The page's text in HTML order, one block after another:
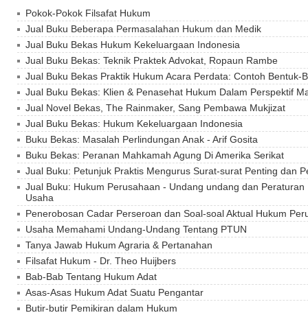
Pokok-Pokok Filsafat Hukum
Jual Buku Beberapa Permasalahan Hukum dan Medik
Jual Buku Bekas Hukum Kekeluargaan Indonesia
Jual Buku Bekas: Teknik Praktek Advokat, Ropaun Rambe
Jual Buku Bekas Praktik Hukum Acara Perdata: Contoh Bentuk-
Jual Buku Bekas: Klien & Penasehat Hukum Dalam Perspektif
Jual Novel Bekas, The Rainmaker, Sang Pembawa Mukjizat
Jual Buku Bekas: Hukum Kekeluargaan Indonesia
Buku Bekas: Masalah Perlindungan Anak - Arif Gosita
Buku Bekas: Peranan Mahkamah Agung Di Amerika Serikat
Jual Buku: Petunjuk Praktis Mengurus Surat-surat Penting dan
Jual Buku: Hukum Perusahaan - Undang undang dan
Usaha
Penerobosan Cadar Perseroan dan Soal-soal Aktual Hukum
Usaha Memahami Undang-Undang Tentang PTUN
Tanya Jawab Hukum Agraria & Pertanahan
Filsafat Hukum - Dr. Theo Huijbers
Bab-Bab Tentang Hukum Adat
Asas-Asas Hukum Adat Suatu Pengantar
Butir-butir Pemikiran dalam Hukum